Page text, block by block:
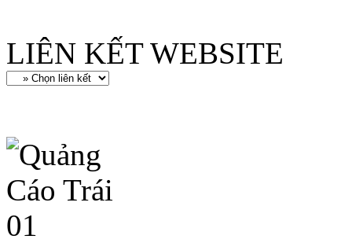
LIÊN KẾT WEBSITE